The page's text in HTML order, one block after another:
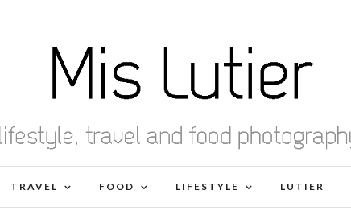
TRAVEL FOOD LIFESTYLE LUTIER